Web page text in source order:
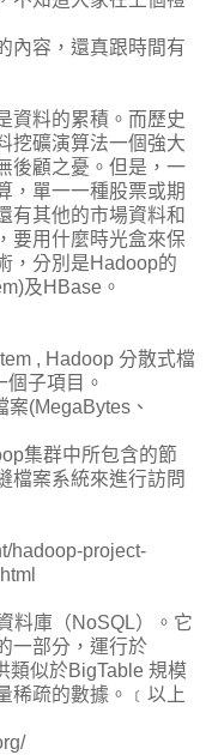
內容，還真跟時間有
資料的累積。而歷史
挖礦演算法一個強大
後顧之憂。但是，一
，單一一種股票或期
有其他的市場資料和
要用什麼時光盒來保
，分別是Hadoop的
及HBase。
, Hadoop 分散式檔
子項目。
(MegaBytes、
集群中所包含的節
檔案系統來進行訪問
hadoop-project-
料庫（NoSQL）。它
一部分，運行於
類似於BigTable 規模
稀疏的數據。﹝以上